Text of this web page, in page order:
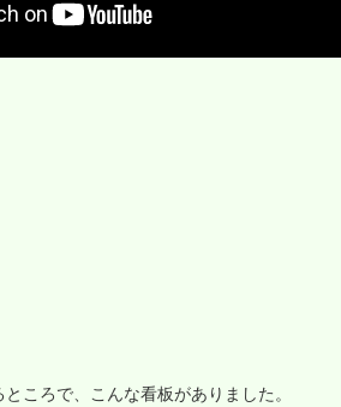
ころで、こんな看板がありました。